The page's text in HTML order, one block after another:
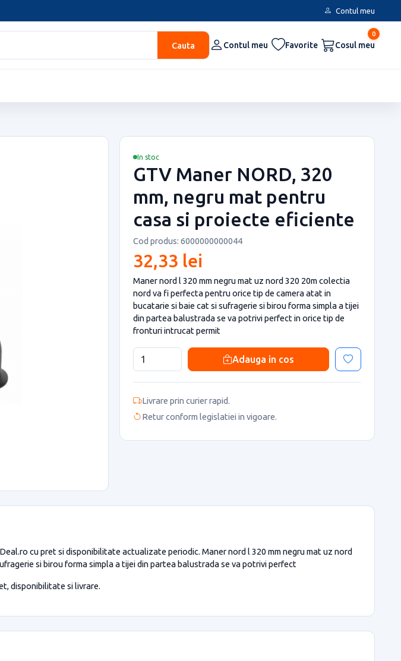
Contul meu
Cauta Contul meu Favorite
0
Cosul meu
In stoc
GTV Maner NORD, 320
mm, negru mat pentru
casa si proiecte eficiente
Cod produs: 6000000000044
32,33 lei
Maner nord l 320 mm negru mat uz nord 320 20m colectia
nord va fi perfecta pentru orice tip de camera atat in
bucatarie si baie cat si sufragerie si birou forma simpla a tijei
din partea balustrada se va potrivi perfect in orice tip de
fronturi intrucat permit
Adauga in cos
Livrare prin curier rapid.
Retur conform legislatiei in vigoare.
cu pret si disponibilitate actualizate periodic. Maner nord l 320 mm negru mat uz nord
si birou forma simpla a tijei din partea balustrada se va potrivi perfect
disponibilitate si livrare.